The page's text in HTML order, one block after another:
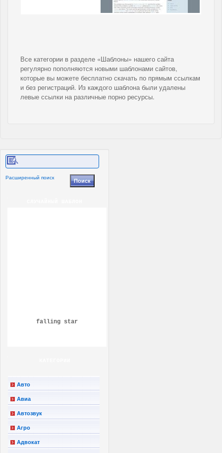
Все категории в разделе «Шаблоны» нашего сайта
регулярно пополняются новыми шаблонами сайтов,
которые вы можете бесплатно скачать по прямым ссылкам
и без регистраций. Из каждого шаблона были удалены
левые ссылки на различные порно ресурсы.
Расширенный поиск
falling star
Авто
Авиа
Автозвук
Агро
Адвокат